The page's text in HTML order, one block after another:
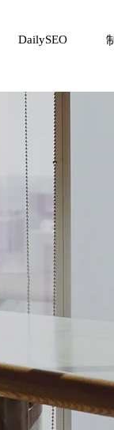
DailySEO